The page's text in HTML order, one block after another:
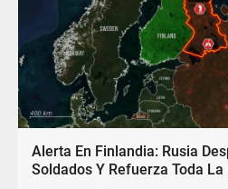
Alerta En Finlandia: Rusia
Soldados Y Refuerza Toda